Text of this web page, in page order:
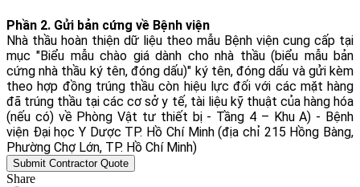
Phần 2. Gửi bản cứng về Bệnh viện
Nhà thầu hoàn thiện dữ liệu theo mẫu Bệnh viện cung cấp tại
mục "Biểu mẫu chào giá dành cho nhà thầu (biểu mẫu bản
cứng nhà thầu ký tên, đóng dấu)" ký tên, đóng dấu và gửi kèm
theo hợp đồng trúng thầu còn hiệu lực đối với các mặt hàng
đã trúng thầu tại các cơ sở y tế, tài liệu kỹ thuật của hàng hóa
(nếu có) về Phòng Vật tư thiết bị - Tầng 4 – Khu A) - Bệnh
viện Đại học Y Dược TP. Hồ Chí Minh (địa chỉ 215 Hồng Bàng,
Phường Chợ Lớn, TP. Hồ Chí Minh)
Submit Contractor Quote
Share